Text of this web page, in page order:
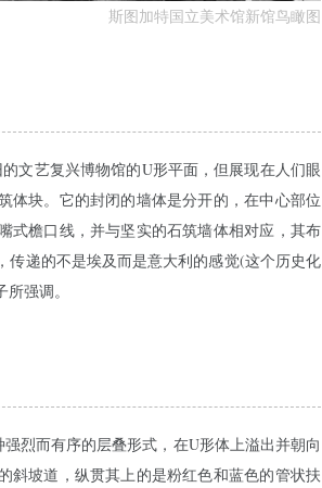
斯图加特国立美术馆新馆鸟瞰图
文艺复兴博物馆的U形平面，但展现在人们眼
体块。它的封闭的墙体是分开的，在中心部位
式檐口线，并与坚实的石筑墙体相对应，其布
传递的不是埃及而是意大利的感觉(这个历史化
强调。
烈而有序的层叠形式，在U形体上溢出并朝向
斜坡道，纵贯其上的是粉红色和蓝色的管状扶